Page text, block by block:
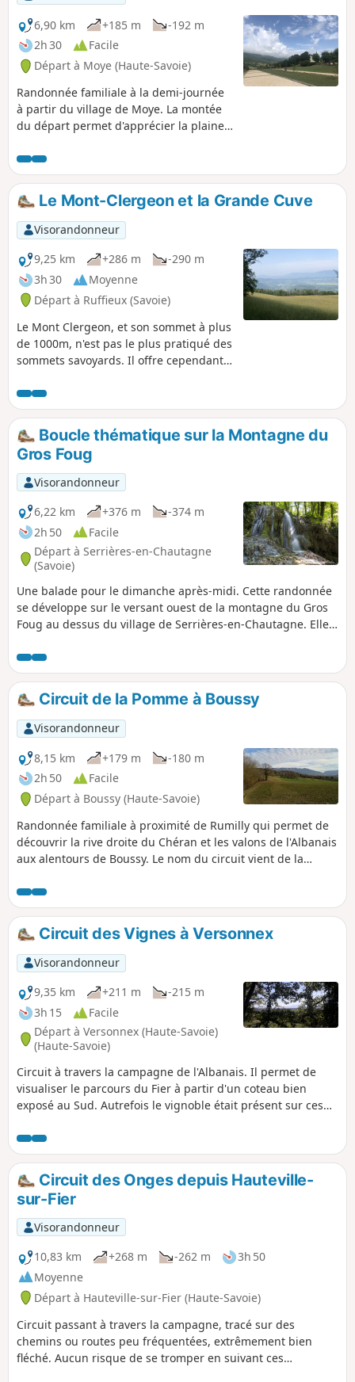
6,90 km
+185 m
-192 m
2h 30
Facile
Départ à Moye (Haute-Savoie)
Randonnée familiale à la demi-journée
à partir du village de Moye. La montée
du départ permet d'apprécier la plaine
La deuxième partie du circuit vous fera
découvrir les différents hameaux de
Moye ; sans oublier les petits plus du
circuit : la petite cascade et le pont sur
la Rivière du Parmand.
Le Mont-Clergeon et la Grande Cuve
Visorandonneur
9,25 km
+286 m
-290 m
3h 30
Moyenne
Départ à Ruffieux (Savoie)
Le Mont Clergeon, et son sommet à plus
de 1000m, n'est pas le plus pratiqué des
sommets savoyards. Il offre cependant
les massifs des Bauges, Aravis et du
Mont-Blanc. Le parcours est en grande
partie ombragé.
Boucle thématique sur la Montagne du
Gros Foug
Visorandonneur
6,22 km
+376 m
-374 m
2h 50
Facile
Départ à Serrières-en-Chautagne
(Savoie)
Une balade pour le dimanche après-midi. Cette randonnée
se développe sur le versant ouest de la montagne du Gros
Foug au dessus du village de Serrières-en-Chautagne. Elle
restauration des terrains en montagne, vignoble. Ajoutons
à cela la présence du Rhône et du Mont Colombier.
Excellent balisage et nombreux panneaux directionnels.
Circuit de la Pomme à Boussy
Visorandonneur
8,15 km
+179 m
-180 m
2h 50
Facile
Départ à Boussy (Haute-Savoie)
Randonnée familiale à proximité de Rumilly qui permet de
découvrir la rive droite du Chéran et les valons de l'Albanais
aux alentours de Boussy. Le nom du circuit vient de la
qui aurait été introduite dans la région par des grognards
de Napoléon.
Circuit des Vignes à Versonnex
Visorandonneur
9,35 km
+211 m
-215 m
3h 15
Facile
Départ à Versonnex (Haute-Savoie)
(Haute-Savoie)
Circuit à travers la campagne de l'Albanais. Il permet de
visualiser le parcours du Fier à partir d'un coteau bien
exposé au Sud. Autrefois le vignoble était présent sur ces
Circuit des Onges depuis Hauteville-
sur-Fier
Visorandonneur
10,83 km
+268 m -262 m
3h 50
Moyenne
Départ à Hauteville-sur-Fier (Haute-Savoie)
Circuit passant à travers la campagne, tracé sur des
chemins ou routes peu fréquentées, extrêmement bien
fléché. Aucun risque de se tromper en suivant ces